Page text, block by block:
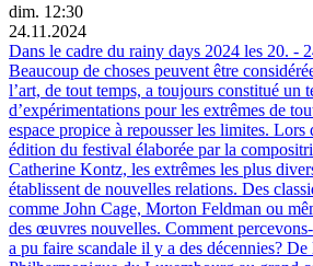
dim. 12:30
24.11.2024
Dans le cadre du rainy days 2024 les 20. -
Beaucoup de choses peuvent être
l’art, de tout temps, a toujours constitué un
d’expérimentations pour les extrêmes de
espace propice à repousser les limites. Lors
édition du festival élaborée par la
Catherine Kontz, les extrêmes les plus
établissent de nouvelles relations. Des
comme John Cage, Morton Feldman ou
des œuvres nouvelles. Comment
a pu faire scandale il y a des décennies? De